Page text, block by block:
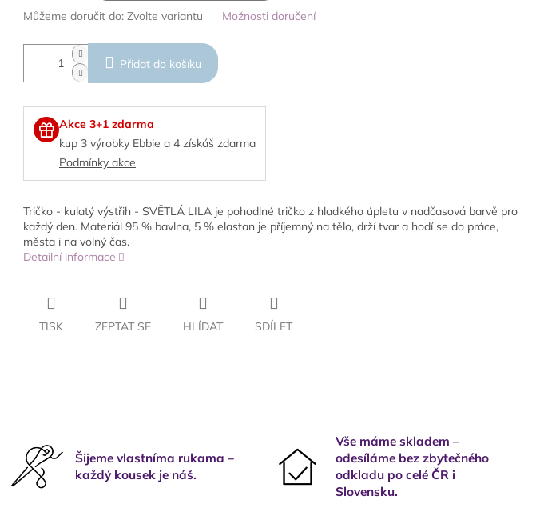
Můžeme doručit do: Zvolte variantu Možnosti doručení
Přidat do košíku
Akce 3+1 zdarma
kup 3 výrobky Ebbie a 4 získáš zdarma
Podmínky akce
Tričko - kulatý výstřih - SVĚTLÁ LILA je pohodlné tričko z hladkého úpletu v nadčasová barvě pro
každý den. Materiál 95 % bavlna, 5 % elastan je příjemný na tělo, drží tvar a hodí se do práce,
města i na volný čas.
Detailní informace
TISK ZEPTAT SE HLÍDAT SDÍLET
Šijeme vlastníma rukama –
každý kousek je náš.
Vše máme skladem –
odesíláme bez zbytečného
odkladu po celé ČR i
Slovensku.